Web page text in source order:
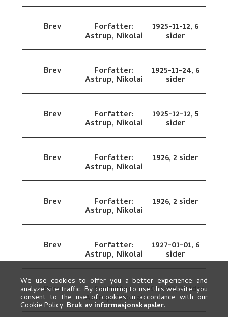
Brev Forfatter:
Astrup, Nikolai
1925-11-12, 6
sider
Brev Forfatter:
Astrup, Nikolai
1925-11-24, 6
sider
Brev Forfatter:
Astrup, Nikolai
1925-12-12,5
sider
Brev Forfatter:
Astrup, Nikolai
1926, 2 sider
Brev Forfatter:
Astrup, Nikolai
1926, 2 sider
Brev Forfatter:
Astrup, Nikolai
1927-01-01, 6
sider
Brev Forfatter:
Astrup, Nikolai
1927-02,2 sider
We use cookies to offer you a better experience and
analyze site traffic. By continuing to use this website, you
consent to the use of cookies in accordance with our
Cookie Policy. Bruk av informasjonskapsler.